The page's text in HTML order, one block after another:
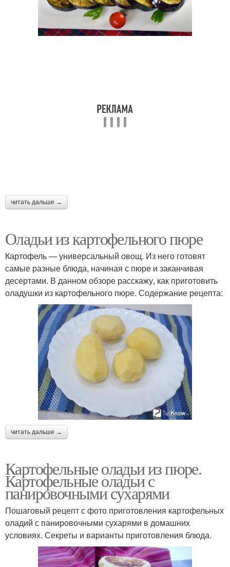
читать дальше →
Оладьи из картофельного пюре
Картофель — универсальный овощ. Из него готовят
самые разные блюда, начиная с пюре и заканчивая
десертами. В данном обзоре расскажу, как приготовить
оладушки из картофельного пюре. Содержание рецепта:
читать дальше →
Картофельные оладьи из пюре.
Картофельные оладьи с
панировочными сухарями
Пошаговый рецепт с фото приготовления картофельных
оладий с панировочными сухарями в домашних
условиях. Секреты и варианты приготовления блюда.